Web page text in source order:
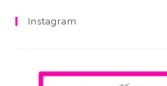
Instagram